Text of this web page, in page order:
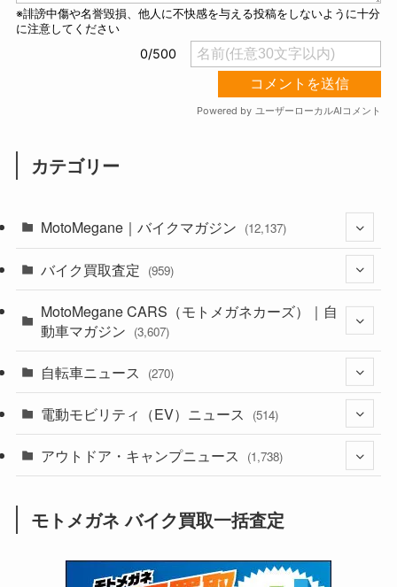
カテゴリー
MotoMegane｜バイクマガジン (12,137)
(44)
(1,243)
(639)
(118)
(60)
(31)
(51)
(252)
(38)
(24)
(16)
(249)
(64)
(16)
(306)
(6,957)
(2,473)
(249)
(1,226)
(12)(66)
(16)
(1,142)
(166)
バイク買取査定 (959)
(352)
(1)
MotoMegane CARS（モトメガネカーズ）｜自
動車マガジン (3,607)
(186)
(137)
(74)
(2,744)
(126)
自転車ニュース (270)
(54)
(211)
電動モビリティ（EV）ニュース (514)
(132)
(171)
(118)
アウトドア・キャンプニュース (1,738)
(8)
(1,605)
モトメガネ バイク買取一括査定